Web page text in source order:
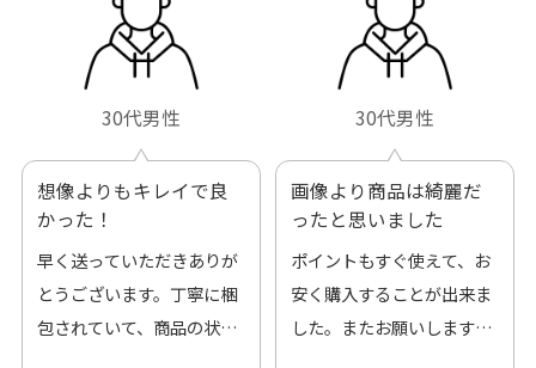
30代男性
想像よりもキレイで良
かった！
早く送っていただきありが
とうございます。丁寧に梱
包されていて、商品の状態
30代男性
画像より商品は綺麗だ
ったと思いました
ポイントもすぐ使えて、お
安く購入することが出来ま
した。またお願いします、